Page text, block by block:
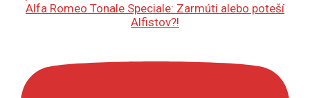
Alfa Romeo Tonale Speciale: Zarmúti alebo poteší
Alfistov?!